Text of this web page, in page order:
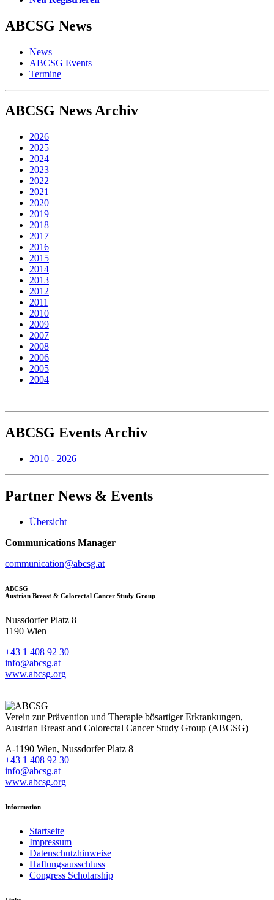
ABCSG News
News
ABCSG Events
Termine
ABCSG News Archiv
2026
2025
2024
2023
2022
2021
2020
2019
2018
2017
2016
2015
2014
2013
2012
2011
2010
2009
2007
2008
2006
2005
2004
ABCSG Events Archiv
2010 - 2026
Partner News & Events
Übersicht
Communications Manager
communication@abcsg.at
ABCSG
Austrian Breast & Colorectal Cancer Study Group
Nussdorfer Platz 8
1190 Wien
+43 1 408 92 30
info@abcsg.at
www.abcsg.org
Verein zur Prävention und Therapie bösartiger Erkrankungen,
Austrian Breast and Colorectal Cancer Study Group (ABCSG)
A-1190 Wien, Nussdorfer Platz 8
+43 1 408 92 30
info@abcsg.at
www.abcsg.org
Information
Startseite
Impressum
Datenschutzhinweise
Haftungsausschluss
Congress Scholarship